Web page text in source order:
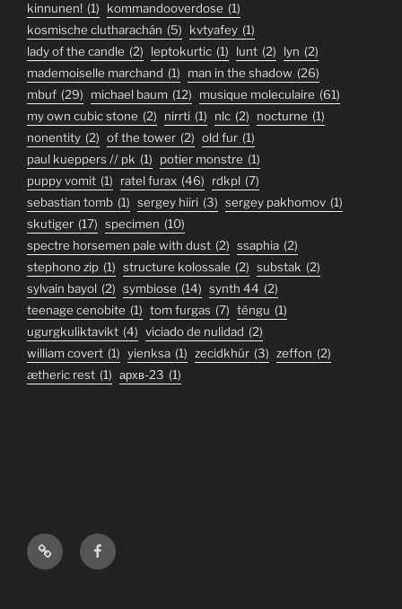
kinnunen! (1) kommandooverdose (1)
kosmische clutharachán (5) kvtyafey (1)
lady of the candle (2) leptokurtic (1) lunt (2) lyn (2)
mademoiselle marchand (1) man in the shadow (26)
mbuf (29) michael baum (12) musique moleculaire (61)
my own cubic stone (2) nirrti (1) nlc (2) nocturne (1)
nonentity (2) of the tower (2) old fur (1)
paul kueppers // pk (1) potier monstre (1)
puppy vomit (1) ratel furax (46) rdkpl (7)
sebastian tomb (1) sergey hiiri (3) sergey pakhomov (1)
skutiger (17) specimen (10)
spectre horsemen pale with dust (2) ssaphia (2)
stephono zip (1) structure kolossale (2) substak (2)
sylvain bayol (2) symbiose (14) synth 44 (2)
teenage cenobite (1) tom furgas (7) téngu (1)
ugurgkuliktavikt (4) viciado de nulidad (2)
william covert (1) yienksa (1) zecidkhür (3) zeffon (2)
ætheric rest (1) архв-23 (1)
BandcampFacebook